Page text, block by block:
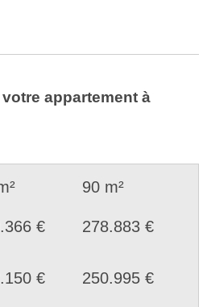
appartement à
90 m²
€ 278.883 €
€ 250.995 €